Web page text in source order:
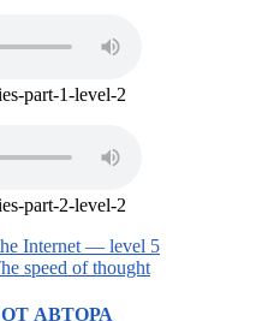
part-1-level-2
part-2-level-2
Internet — level 5
speed of thought
АВТОРА